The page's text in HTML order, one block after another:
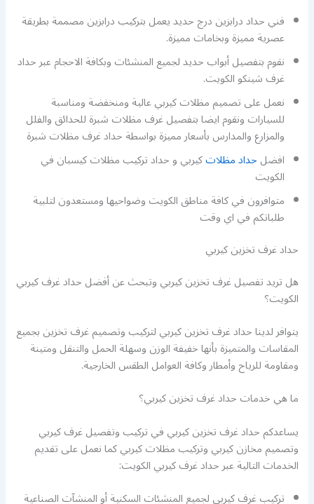
فني حداد درابزين درج حديد يعمل بتركيب درابزين مصممة بطريقة
عصرية مميزة وبخامات مميزة.
نقوم بتفصيل أبواب حديد لجميع المنشئات وبكافة الاحجام عبر حداد
غرف شينكو الكويت.
نعمل على تصميم مظلات كيربي عالية ومنخفضة ومناسبة
للسيارات ونقوم ايضا بتفصيل غرف مظلات شبرة للحدائق والفلل
والمزارع والمدارس بأسعار مميزة بواسطة حداد غرف مظلات شبرة
افضلحداد مظلاتكيربي و حداد تركيب مظلات كيسبان في
الكويت
متوافرون في كافة مناطق الكويت وضواحيها ومستعدون لتلبية
طلباتكم في اي وقت
حداد غرف تخزين كيربي
هل تريد تفصيل غرف تخزين كيربي وتبحث عن أفضل حداد غرف كيربي
الكويت؟
يتوافر لدينا حداد غرف تخزين كيربي لتركيب وتصميم غرف تخزين بجميع
المقاسات والمتميزة بأنها خفيفة الوزن وسهلة الحمل والتنقل ومتينة
ومقاومة للرياح وأمطار وكافة العوامل الطقس الخارجية.
ما هي خدمات حداد غرف تخزين كيربي؟
يساعدكم حداد غرف تخزين كيربي في تركيب وتفصيل غرف كيربي
وتصميم مخازن كيربي وتركيب مظلات كيربي كما نعمل على تقديم
الخدمات التالية عبر حداد غرف كيربي الكويت:
تركيب غرف كيربي لجميع المنشئات السكنية أو المنشآت الصناعية